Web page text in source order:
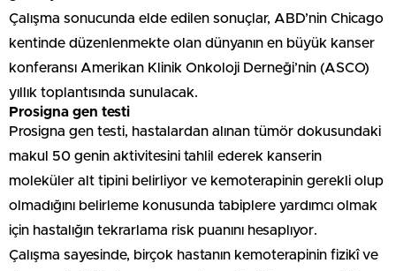
Çalışma sonucunda elde edilen sonuçlar, ABD’nin Chicago
kentinde düzenlenmekte olan dünyanın en büyük kanser
konferansı Amerikan Klinik Onkoloji Derneği’nin (ASCO)
yıllık toplantısında sunulacak.
Prosigna gen testi
Prosigna gen testi, hastalardan alınan tümör dokusundaki
makul 50 genin aktivitesini tahlil ederek kanserin
moleküler alt tipini belirliyor ve kemoterapinin gerekli olup
olmadığını belirleme konusunda tabiplere yardımcı olmak
için hastalığın tekrarlama risk puanını hesaplıyor.
Çalışma sayesinde, birçok hastanın kemoterapinin fizikî ve